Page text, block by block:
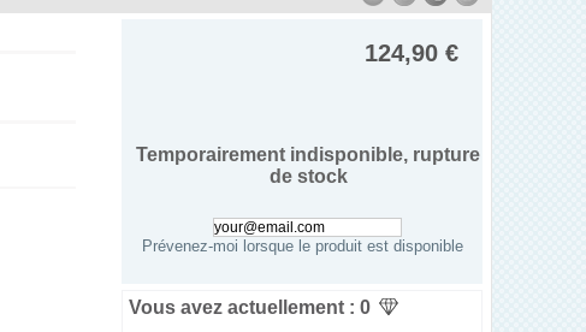
124,90 €
Temporairement indisponible, rupture
de stock
Prévenez-moi lorsque le produit est disponible
Vous avez actuellement : 0